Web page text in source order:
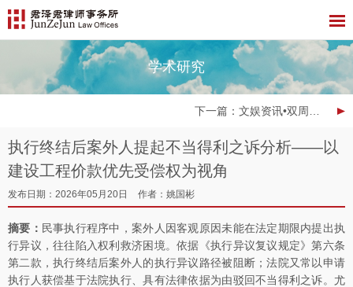
学术研究
下一篇 ：文娱资讯•双周报 | 2026年第9期
执行终结后案外人提起不当得利之诉分析——以
建设工程价款优先受偿权为视角
发布日期：2026年05月20日 作者：姚国彬
摘要： 民事执行程序中，案外人因客观原因未能在法定期限内提出执
行异议，往往陷入权利救济困境。依据《执行异议复议规定》第六条
第二款，执行终结后案外人的执行异议路径被阻断；法院又常以申请
执行人获偿基于法院执行、具有法律依据为由驳回不当得利之诉。尤